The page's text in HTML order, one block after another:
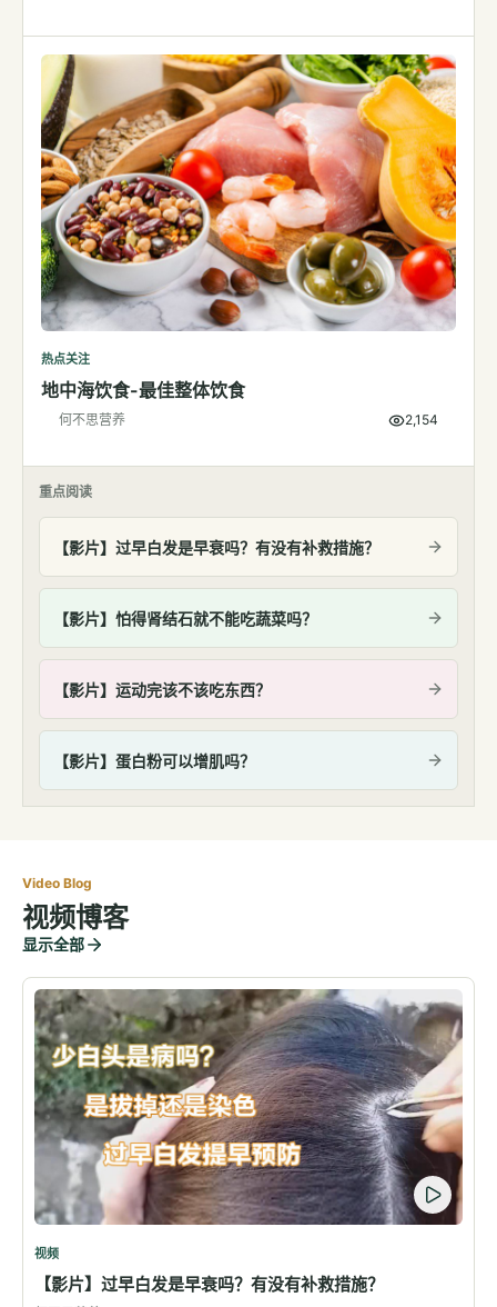
热点关注
地中海饮食-最佳整体饮食
何不思营养 2,154
重点阅读
【影片】过早白发是早衰吗？有没有补救措施？
【影片】怕得肾结石就不能吃蔬菜吗？
【影片】运动完该不该吃东西？
【影片】蛋白粉可以增肌吗？
Video Blog
视频博客
显示全部
视频
【影片】过早白发是早衰吗？有没有补救措施？